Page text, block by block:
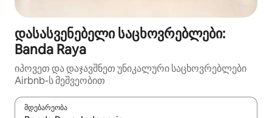
დასასვენებელი საცხოვრებლები:
Banda Raya
იპოვეთ და დაჯავშნეთ უნიკალური საცხოვრებლები
Airbnb-ს მეშვეობით
მდებარეობა